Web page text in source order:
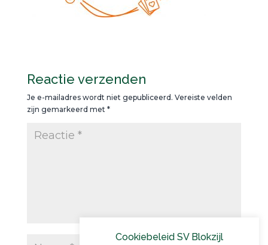
Reactie verzenden
Je e-mailadres wordt niet gepubliceerd. Vereiste velden
zijn gemarkeerd met *
Cookiebeleid SV Blokzijl